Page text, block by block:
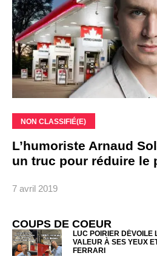
NON CLASSIFIÉ(E)
L’humoriste Arnaud
un truc pour réduire le
7 avril 2019
COUPS DE COEUR
LUC POIRIER DÉVOILE
VALEUR À SES YEUX
FERRARI